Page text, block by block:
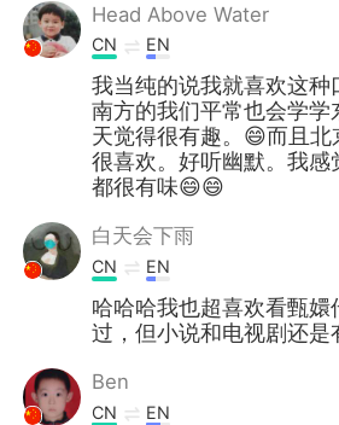
Head Above Water
CN EN
我当纯的说我就喜欢这种
南方的我们平常也会学学
天觉得很有趣。😄而且
很喜欢。好听幽默。我感
都很有味😄😄
白天会下雨
CN EN
哈哈哈我也超喜欢看甄嬛
过，但小说和电视剧还是
Ben
CN EN